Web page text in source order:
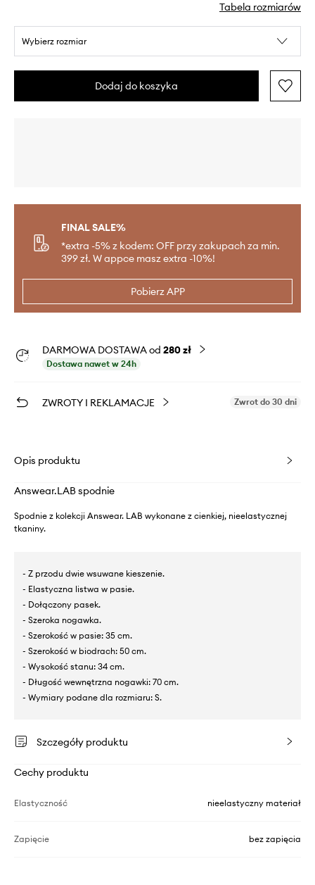
Tabela rozmiarów
Wybierz rozmiar
Dodaj do koszyka
FINAL SALE%
*extra -5% z kodem: OFF przy zakupach za min.
399 zł. W appce masz extra -10%!
Pobierz APP
DARMOWA DOSTAWA od 280 zł
Dostawa nawet w 24h
ZWROTY I REKLAMACJE Zwrot do 30 dni
Opis produktu
Answear.LAB spodnie
Spodnie z kolekcji Answear. LAB wykonane z cienkiej, nieelastycznej
tkaniny.
- Z przodu dwie wsuwane kieszenie.
- Elastyczna listwa w pasie.
- Dołączony pasek.
- Szeroka nogawka.
- Szerokość w pasie: 35 cm.
- Szerokość w biodrach: 50 cm.
- Wysokość stanu: 34 cm.
- Długość wewnętrzna nogawki: 70 cm.
- Wymiary podane dla rozmiaru: S.
Szczegóły produktu
Cechy produktu
Elastyczność nieelastyczny materiał
Zapięcie bez zapięcia